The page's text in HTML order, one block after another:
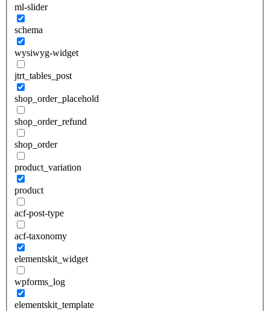
ml-slider
schema
wysiwyg-widget
jtrt_tables_post
shop_order_placehold
shop_order_refund
shop_order
product_variation
product
acf-post-type
acf-taxonomy
elementskit_widget
wpforms_log
elementskit_template